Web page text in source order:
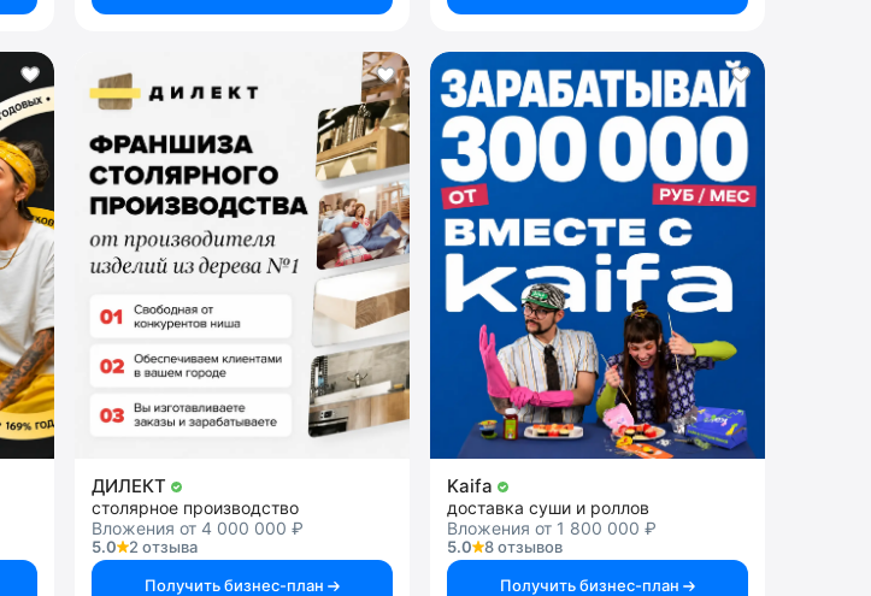
ДИЛЕКТ
столярное производство
Вложения от 4 000 000 ₽
5.0
2 отзыва
Получить бизнес-план
Kaifa
доставка суши и роллов
Вложения от 1 800 000 ₽
5.0
8 отзывов
Получить бизнес-план